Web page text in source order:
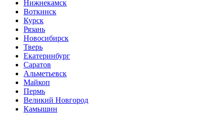
Нижнекамск
Воткинск
Курск
Рязань
Новосибирск
Тверь
Екатеринбург
Саратов
Альметьевск
Майкоп
Пермь
Великий Новгород
Камышин